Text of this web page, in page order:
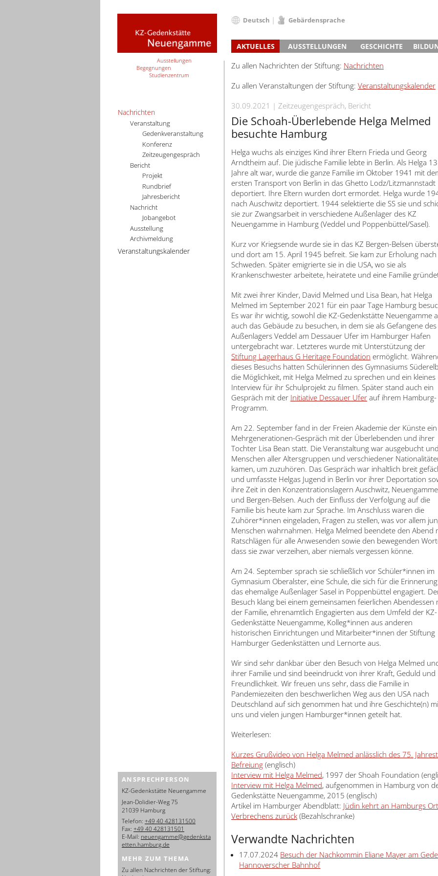
AKTUELLES
AUSSTELLUNGEN
Klinkerwerk
ehem. Walther-Werke
Gefängnismauer
Haus des Gedenkens
Sonderausstellungen
Wanderausstellungen
GESCHICHTE
Die
Alltag
Lager-
Gedenkstätte
Zeittafel
KZ-Außenlager
Gedenkstätten in
Längere Projekte
Vor- und
Digitale Angebote
Kooperationen
Führungen
Deutsch
English
Français
Español
Italiano
Nederlands
Polski
Türkçe
Yкраїнський
Русский
עברית
العربية
日本語
Gebärdensprache
Zu allen Nachrichten der Stiftung: Nachrichten
Zu allen Veranstaltungen der Stiftung: Veranstaltungskalender
30.09.2021 Zeitzeugengespräch, Bericht
Die Schoah-Überlebende Helga Melmed
besuchte Hamburg
Helga wuchs als einziges Kind ihrer Eltern Frieda und Georg
Arndtheim auf. Die jüdische Familie lebte in Berlin. Als Helga 13
Jahre alt war, wurde die ganze Familie im Oktober 1941 mit
ersten Transport von Berlin in das Ghetto Lodz/Litzmannstadt
deportiert. Ihre Eltern wurden dort ermordet. Helga wurde
nach Auschwitz deportiert. 1944 selektierte die SS sie und
sie zur Zwangsarbeit in verschiedene Außenlager des KZ
Neuengamme in Hamburg (Veddel und Poppenbüttel/Sasel).
Kurz vor Kriegsende wurde sie in das KZ Bergen-Belsen
und dort am 15. April 1945 befreit. Sie kam zur Erholung nach
Schweden. Später emigrierte sie in die USA, wo sie als
Krankenschwester arbeitete, heiratete und eine Familie
Mit zwei ihrer Kinder, David Melmed und Lisa Bean, hat Helga
Melmed im September 2021 für ein paar Tage Hamburg
Es war ihr wichtig, sowohl die KZ-Gedenkstätte Neuengamme
auch das Gebäude zu besuchen, in dem sie als Gefangene des
Außenlagers Veddel am Dessauer Ufer im Hamburger Hafen
untergebracht war. Letzteres wurde mit Unterstützung der
Stiftung Lagerhaus G Heritage Foundation ermöglicht.
dieses Besuchs hatten Schülerinnen des Gymnasiums
die Möglichkeit, mit Helga Melmed zu sprechen und ein kleines
Interview für ihr Schulprojekt zu filmen. Später stand auch ein
Gespräch mit der Initiative Dessauer Uferauf ihrem Hamburg-
Programm.
Am 22. September fand in der Freien Akademie der Künste ein
Mehrgenerationen-Gespräch mit der Überlebenden und ihrer
Tochter Lisa Bean statt. Die Veranstaltung war ausgebucht und
Menschen aller Altersgruppen und verschiedener
kamen, um zuzuhören. Das Gespräch war inhaltlich breit
und umfasste Helgas Jugend in Berlin vor ihrer Deportation
ihre Zeit in den Konzentrationslagern Auschwitz, Neuengamme
und Bergen-Belsen. Auch der Einfluss der Verfolgung auf die
Familie bis heute kam zur Sprache. Im Anschluss waren die
Zuhörer*innen eingeladen, Fragen zu stellen, was vor allem
Menschen wahrnahmen. Helga Melmed beendete den Abend
Ratschlägen für alle Anwesenden sowie den bewegenden
dass sie zwar verzeihen, aber niemals vergessen könne.
Am 24. September sprach sie schließlich vor Schüler*innen im
Gymnasium Oberalster, eine Schule, die sich für die
das ehemalige Außenlager Sasel in Poppenbüttel engagiert.
Besuch klang bei einem gemeinsamen feierlichen Abendessen
der Familie, ehrenamtlich Engagierten aus dem Umfeld der KZ-
Gedenkstätte Neuengamme, Kolleg*innen aus anderen
historischen Einrichtungen und Mitarbeiter*innen der Stiftung
Hamburger Gedenkstätten und Lernorte aus.
Wir sind sehr dankbar über den Besuch von Helga Melmed
ihrer Familie und sind beeindruckt von ihrer Kraft, Geduld und
Freundlichkeit. Wir freuen uns sehr, dass die Familie in
Pandemiezeiten den beschwerlichen Weg aus den USA nach
Deutschland auf sich genommen hat und ihre Geschichte(n)
uns und vielen jungen Hamburger*innen geteilt hat.
Weiterlesen:
Kurzes Grußvideo von Helga Melmed anlässlich des 75.
Befreiung(englisch)
Interview mit Helga Melmed, 1997 der Shoah Foundation
Interview mit Helga Melmed, aufgenommen in Hamburg von
Gedenkstätte Neuengamme, 2015 (englisch)
Artikel im Hamburger Abendblatt: Jüdin kehrt an Hamburgs
Verbrechens zurück(Bezahlschranke)
Verwandte Nachrichten
17.07.2024 Besuch der Nachkommin Eliane Mayer am
Hannoverscher Bahnhof
Ausstellungen
Begegnungen
Studienzentrum
Nachrichten
Veranstaltung
Gedenkveranstaltung
Konferenz
Zeitzeugengespräch
Bericht
Projekt
Rundbrief
Jahresbericht
Nachricht
Jobangebot
Ausstellung
Archivmeldung
Veranstaltungskalender
ANSPRECHPERSON
KZ-Gedenkstätte Neuengamme
Jean-Dolidier-Weg 75
21039 Hamburg
Telefon: +49 40 428131500
Fax: +49 40 428131501
E-Mail: neuengamme@gedenksta
etten.hamburg.de
MEHR ZUM THEMA
Zu allen Nachrichten der Stiftung: